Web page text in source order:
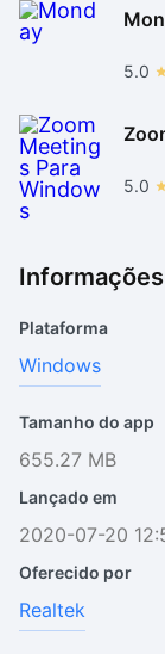
5.0
5.0
Plataforma
Windows
Tamanho do app
655.27 MB
Lançado em
2020-07-20
Oferecido por
Realtek